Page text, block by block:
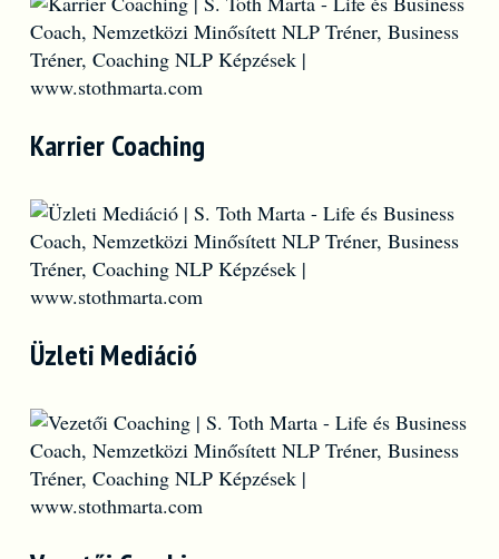
Karrier Coaching
Üzleti Mediáció